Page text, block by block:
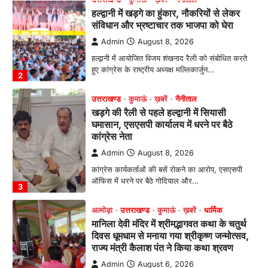
3
खड़गे की रैली से पहले हल्द्वानी में सियासी
घमासान, एसएसपी कार्यालय में धरने पर बैठे
कांग्रेस नेता
Admin August 8, 2026
कांग्रेस कार्यकर्ताओं की बसें रोकने का आरोप, एसएसपी
ऑफिस में धरने पर बैठे गोदियाल और…
4
अल्मोड़ा उत्तराखण्ड कुमाऊं ख़बरें
मानिला देवी मंदिर में श्रीमद्भागवत कथा के चतुर्थ
दिवस धूमधाम से मनाया गया श्रीकृष्ण जन्मोत्सव,
राज्य मंत्री कैलाश पंत ने किया कथा श्रवण
Admin August 6, 2026
रानीखेत। मानिला देवी मंदिर, कमराड़/विनायक क्षेत्र में
आयोजित श्रीमद्भागवत कथा के चतुर्थ दिवस गुरुवार को…
अल्मोड़ा उत्तराखण्ड ख़बरें
इंटर-एपीएस सेंट्रल कमांड चेस क्लस्टर-2 में
याग्यिका कुंद्रा ने लहराया परचम, अंडर-14 वर्ग
में हासिल किया प्रथम स्थान